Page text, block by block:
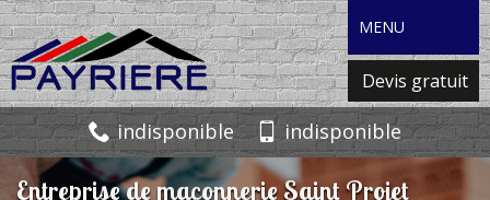
MENU
Devis gratuit
indisponible indisponible
Entreprise de maçonnerie Saint Projet